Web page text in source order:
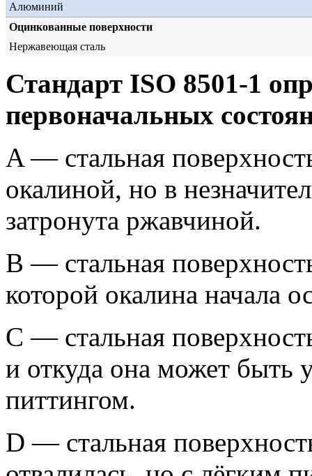
Алюминий
Оцинкованные поверхности
Нержавеющая сталь
Стандарт ISO 8501-1
первоначальных
A — стальная
окалиной, но в
затронута ржавчиной.
B — стальная
которой окалина начала
C — стальная
и откуда она может быть
питтингом.
D — стальная